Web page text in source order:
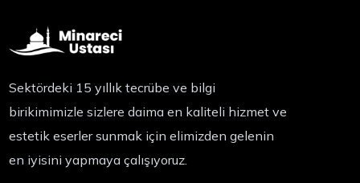
Sektördeki 15 yıllık tecrübe ve bilgi
birikimimizle sizlere daima en kaliteli hizmet ve
estetik eserler sunmak için elimizden gelenin
en iyisini yapmaya çalışıyoruz.